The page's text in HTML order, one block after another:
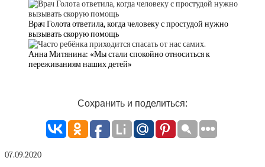
Врач Голота ответила, когда человеку с простудой нужно
вызывать скорую помощь
Анна Митянина: «Мы стали спокойно относиться к
переживаниям наших детей»
Сохранить и поделиться:
07.09.2020